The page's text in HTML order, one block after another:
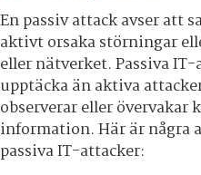
En passiv attack avser att
aktivt orsaka störningar
eller nätverket. Passiva
upptäcka än aktiva
observerar eller
information. Här är några
passiva IT-attacker: